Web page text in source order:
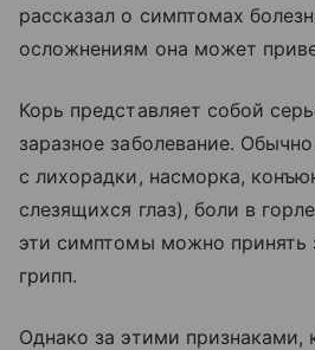
рассказал о симптомах
осложнениям она может
Корь представляет собой
заразное заболевание.
с лихорадки, насморка,
слезящихся глаз), боли в
эти симптомы можно принять
грипп.
Однако за этими признаками,